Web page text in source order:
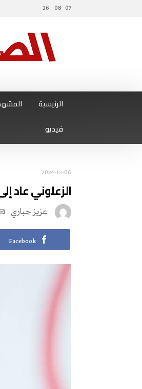
07- 08 - 26
الرئيسية
فيديو
2024-12-06
الزعلوني عاد
عزيز جباري
Facebook